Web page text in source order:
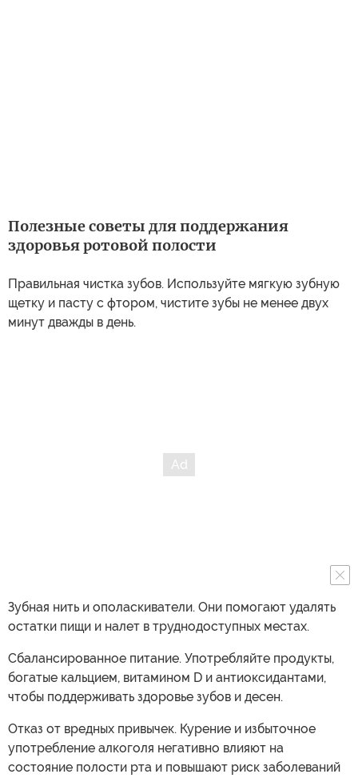
Полезные советы для поддержания
здоровья ротовой полости
Правильная чистка зубов. Используйте мягкую зубную
щетку и пасту с фтором, чистите зубы не менее двух
минут дважды в день.
Зубная нить и ополаскиватели. Они помогают удалять
остатки пищи и налет в труднодоступных местах.
Сбалансированное питание. Употребляйте продукты,
богатые кальцием, витамином D и антиоксидантами,
чтобы поддерживать здоровье зубов и десен.
Отказ от вредных привычек. Курение и избыточное
употребление алкоголя негативно влияют на
состояние полости рта и повышают риск заболеваний